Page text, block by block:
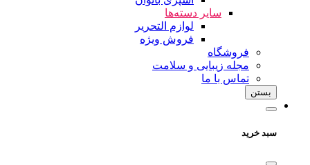
سایر دسته‌ها
لوازم التحریر
فروش ویژه
فروشگاه
مجله زیبایی و سلامت
تماس با ما
بستن
سبد خرید